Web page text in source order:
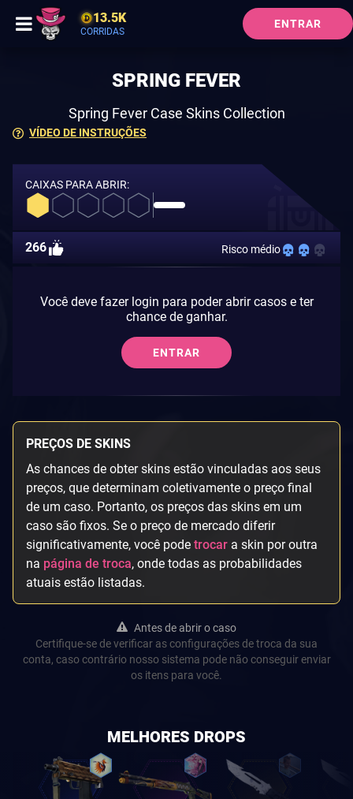
13.5K
CORRIDAS
ENTRAR
VÍDEO DE INSTRUÇÕES
SPRING FEVER
Spring Fever Case Skins Collection
CAIXAS PARA ABRIR:
266 Risco médio
Você deve fazer login para poder abrir casos e ter
chance de ganhar.
ENTRAR
PREÇOS DE SKINS
As chances de obter skins estão vinculadas aos seus
preços, que determinam coletivamente o preço final
de um caso. Portanto, os preços das skins em um
caso são fixos. Se o preço de mercado diferir
significativamente, você pode trocar a skin por outra
na página de troca, onde todas as probabilidades
atuais estão listadas.
Antes de abrir o caso
Certifique-se de verificar as configurações de troca da sua
conta, caso contrário nosso sistema pode não conseguir enviar
os itens para você.
MELHORES DROPS